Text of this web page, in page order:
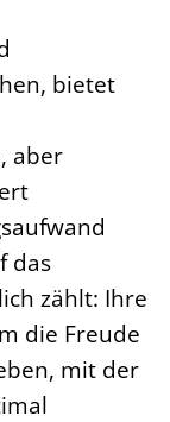
bietet
aber
das
zählt: Ihre
die Freude
mit der